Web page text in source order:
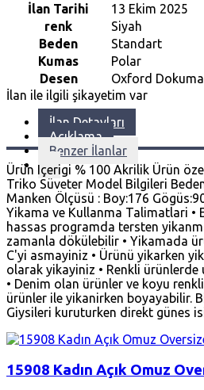
İlan Tarihi
13 Ekim 2025
renk
Siyah
Beden
Standart
Kumas
Polar
Desen
Oxford
İlan ile ilgili şikayetim var
İlan Detayları
Açıklama
Benzer İlanlar
Ürün Içerigi % 100 Akrilik Ürün
Triko Süveter Model Bilgileri
Manken Ölçüsü : Boy:176
Yikama ve Kullanma Talimatlari •
hassas programda tersten
zamanla dökülebilir • Yikamada
C'yi asmayiniz • Ürünü yikarken
olarak yikayiniz • Renkli
• Denim olan ürünler ve koyu
ürünler ile yikanirken boyayabilir.
Giysileri kuruturken direkt günes
15908 Kadın Açık Omuz